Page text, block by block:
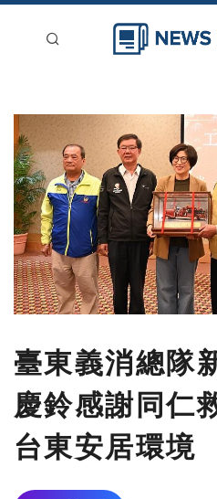
新聞稿分類
登入
刊登
臺東義消總隊
慶鈴感謝同仁
台東安居環境